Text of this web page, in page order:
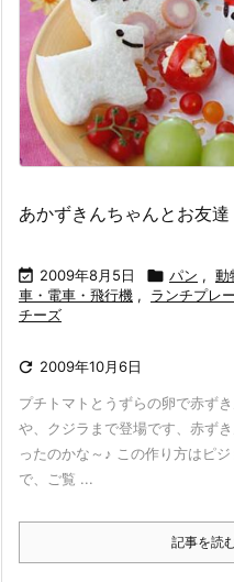
あかずきんちゃんとお友達
 2009年8月5日  パン , 動
車・電車・飛行機 , ランチプレ
チーズ
 2009年10月6日
プチトマトとうずらの卵で赤ず
や、クジラまで登場です、赤ず
ったのかな～♪ この作り方はピ
で、ご覧 ...
記事を読